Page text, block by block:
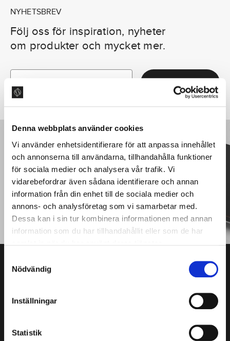
Denna webbplats använder cookies
Vi använder enhetsidentifierare för att anpassa innehållet
och annonserna till användarna, tillhandahålla funktioner
för sociala medier och analysera vår trafik. Vi
vidarebefordrar även sådana identifierare och annan
information från din enhet till de sociala medier och
annons- och analysföretag som vi samarbetar med.
Dessa kan i sin tur kombinera informationen med annan
information som du har tillhandahållit eller som de har
Nödvändig
Inställningar
Statistik
NYHETSBREV
Följ oss för inspiration, nyheter
om produkter och mycket mer.
PRODUKTKATALOG
Läs vår produktguide
PRODUKTKATALOG
OM FJÄRÅS